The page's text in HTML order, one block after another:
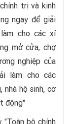
trị và kinh
ngay để giải
cho các xí
mở cửa, chợ
nghiệp của
làm cho các
nhà hộ sinh, cơ
động"
"Toàn bộ chính